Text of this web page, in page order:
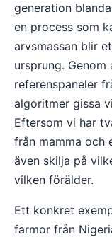
generation
en process som
arvsmassan blir
ursprung.
referenspaneler
algoritmer gissa
Eftersom vi har
från mamma och
även skilja på
vilken förälder.
Ett konkret
farmor från